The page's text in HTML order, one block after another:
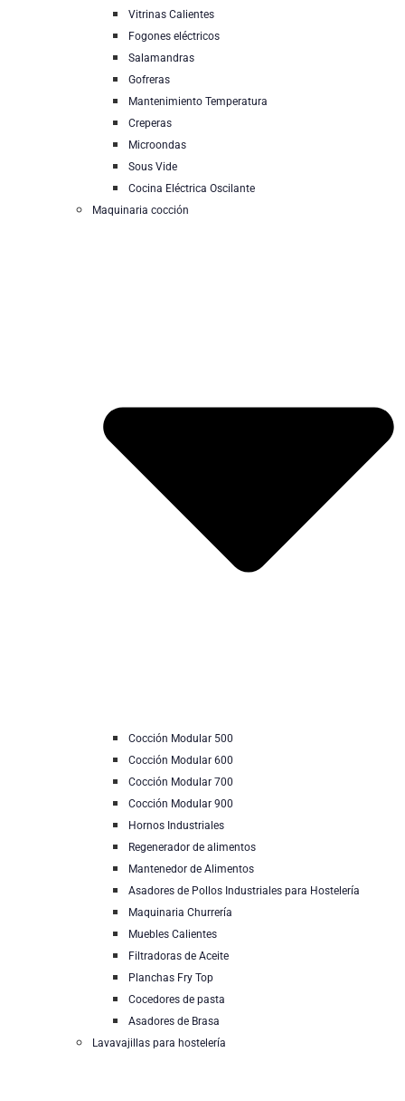
Vitrinas Calientes
Fogones eléctricos
Salamandras
Gofreras
Mantenimiento Temperatura
Creperas
Microondas
Sous Vide
Cocina Eléctrica Oscilante
Maquinaria cocción
Cocción Modular 500
Cocción Modular 600
Cocción Modular 700
Cocción Modular 900
Hornos Industriales
Regenerador de alimentos
Mantenedor de Alimentos
Asadores de Pollos Industriales para Hostelería
Maquinaria Churrería
Muebles Calientes
Filtradoras de Aceite
Planchas Fry Top
Cocedores de pasta
Asadores de Brasa
Lavavajillas para hostelería